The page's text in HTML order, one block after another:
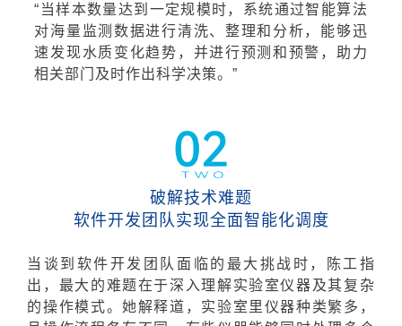
“当样本数量达到一定规模时，系统通过智能算法
对海量监测数据进行清洗、整理和分析，能够迅
速发现水质变化趋势，并进行预测和预警，助力
相关部门及时作出科学决策。”
破解技术难题
软件开发团队实现全面智能化调度
当谈到软件开发团队面临的最大挑战时，陈工指
出， 最大的难题在于深入理解实验室仪器及其复杂
的操作模式。她解释道， 实验室里仪器种类繁多，